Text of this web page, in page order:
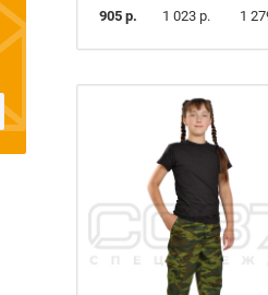
905 р. 1 023 р. 1